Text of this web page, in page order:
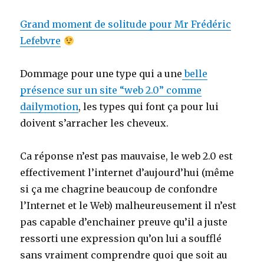
Grand moment de solitude pour Mr Frédéric
Lefebvre
Dommage pour une type qui a une belle
présence sur un site “web 2.0” comme
dailymotion, les types qui font ça pour lui
doivent s’arracher les cheveux.
Ca réponse n’est pas mauvaise, le web 2.0 est
effectivement l’internet d’aujourd’hui (même
si ça me chagrine beaucoup de confondre
l’Internet et le Web) malheureusement il n’est
pas capable d’enchainer preuve qu’il a juste
ressorti une expression qu’on lui a soufflé
sans vraiment comprendre quoi que soit au